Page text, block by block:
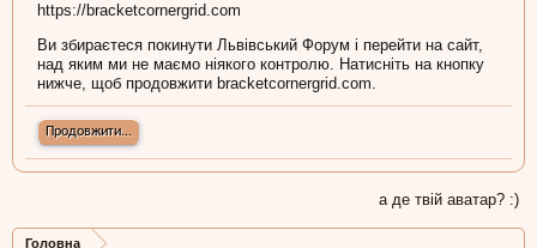
https://bracketcornergrid.com
Ви збираєтеся покинути Львівський Форум і перейти на сайт,
над яким ми не маємо ніякого контролю. Натисніть на кнопку
нижче, щоб продовжити bracketcornergrid.com.
Продовжити...
а де твій аватар? :)
Головна